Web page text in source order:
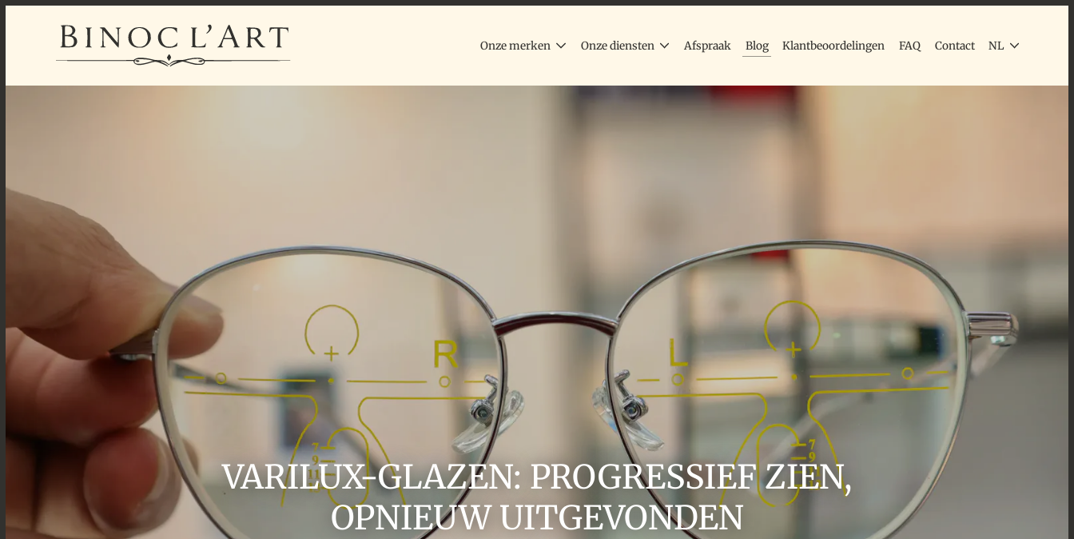
Onze merken Onze diensten Afspraak Blog Klantbeoordelingen FAQ Contact NL
VARILUX-GLAZEN: PROGRESSIEF ZIEN,
OPNIEUW UITGEVONDEN